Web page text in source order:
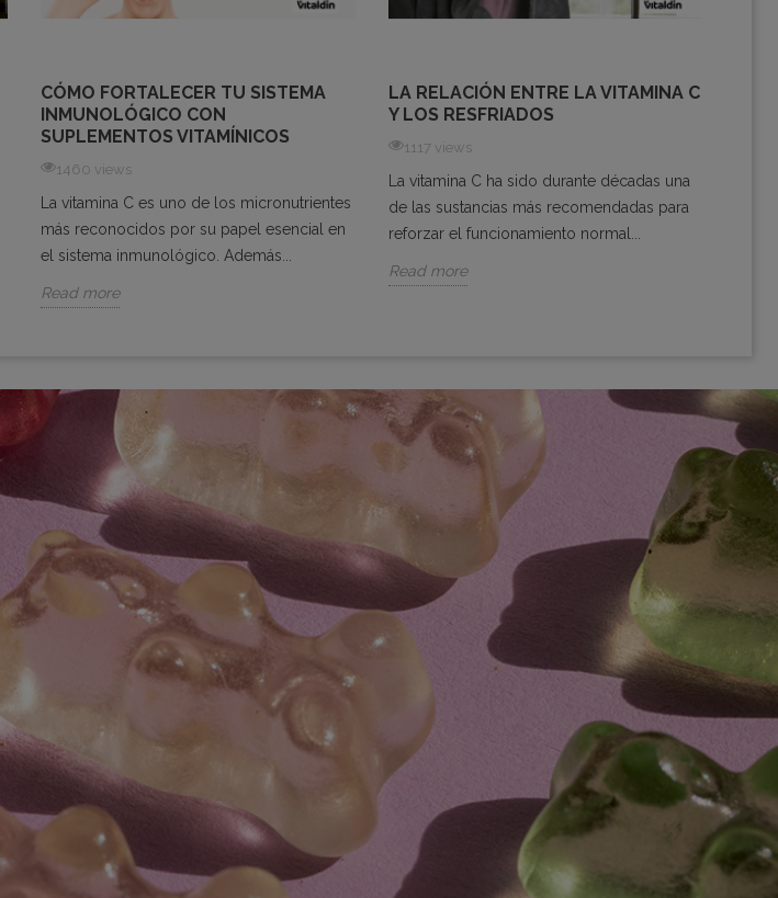
CÓMO FORTALECER TU SISTEMA
INMUNOLÓGICO CON
SUPLEMENTOS VITAMÍNICOS
1460 views
La vitamina C es uno de los micronutrientes
más reconocidos por su papel esencial en
el sistema inmunológico. Además...
Read more
LA RELACIÓN ENTRE LA VITAMINA C
Y LOS RESFRIADOS
1117 views
La vitamina C ha sido durante décadas una
de las sustancias más recomendadas para
reforzar el funcionamiento normal...
Read more